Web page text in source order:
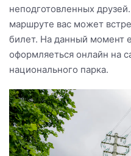
неподготовленных
маршруте вас может
билет. На данный момент
оформляеться онлайн на
национального парка.